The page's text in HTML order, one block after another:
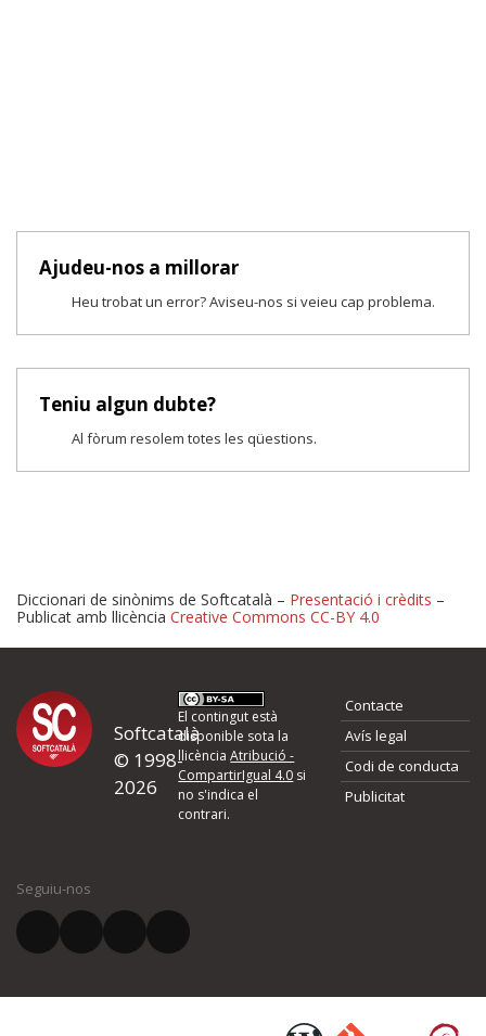
Ajudeu-nos a millorar
Heu trobat un error? Aviseu-nos si veieu cap problema.
Teniu algun dubte?
Al fòrum resolem totes les qüestions.
Proposeu-nos millores o
d'errors
Si heu trobat un error o voleu proposar alguna millora, ompliu els
quina és la millora que proposeu o l'error del qual voleu informar-
El vostre correu electrònic *
Diccionari de sinònims de Softcatalà – Presentació i crèdits –
Publicat amb llicència Creative Commons CC-BY 4.0
Softcatalà
© 1998-
2026
El contingut està
disponible sota la
llicènciaAtribució -
CompartirIgual 4.0 si
no s'indica el
contrari.
Contacte
Avís legal
Codi de conducta
Publicitat
Seguiu-nos